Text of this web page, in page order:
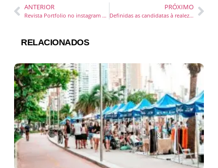
ANTERIOR
Revista Portfolio no instagram alcança o terceiro lugar do país do segmento revista de famosos e celebridades
PRÓXIMO
Definidas as candidatas à realeza da 38ª Festa Nacional do Colono
RELACIONADOS